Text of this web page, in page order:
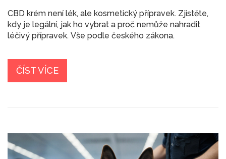
CBD krém není lék, ale kosmetický přípravek. Zjistěte,
kdy je legální, jak ho vybrat a proč nemůže nahradit
léčivý přípravek. Vše podle českého zákona.
ČÍST VÍCE